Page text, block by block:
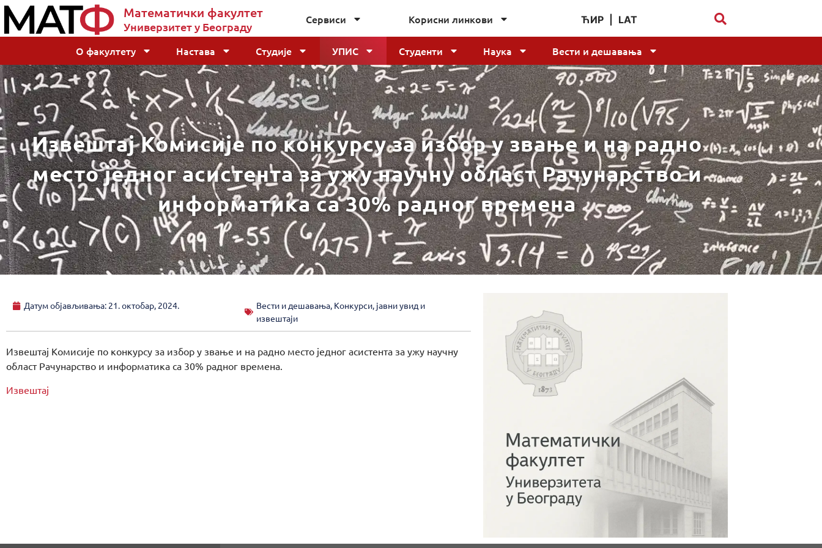
Математички факултет
Универзитет у Београду
Сервиси Корисни линкови ЋИР LAT
О факултету Настава Студије УПИС Студенти Наука Вести и дешавања
Извештај Комисије по конкурсу за избор у звање и на радно
место једног асистента за ужу научну област Рачунарство и
информатика са 30% радног времена
Датум објављивања: 21. октобар, 2024. Вести и дешавања, Конкурси, јавни увид и
извештаји
Извештај Комисије по конкурсу за избор у звање и на радно место једног асистента за ужу научну
област Рачунарство и информатика са 30% радног времена.
Извештај